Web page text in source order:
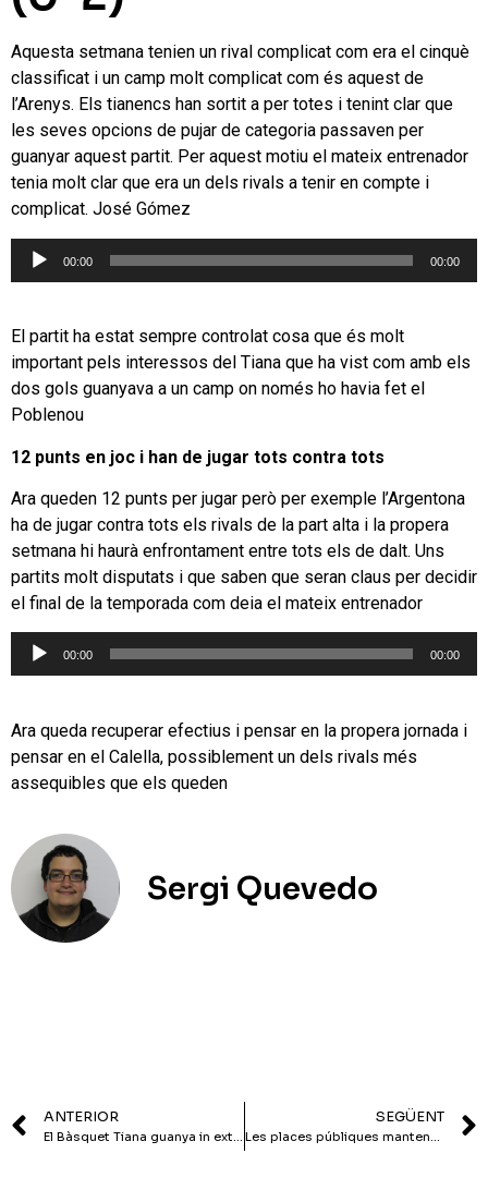
Aquesta setmana tenien un rival complicat com era el cinquè
classificat i un camp molt complicat com és aquest de
l’Arenys. Els tianencs han sortit a per totes i tenint clar que
les seves opcions de pujar de categoria passaven per
guanyar aquest partit. Per aquest motiu el mateix entrenador
tenia molt clar que era un dels rivals a tenir en compte i
complicat. José Gómez
Reproductor
00:00 00:00
El partit ha estat sempre controlat cosa que és molt
important pels interessos del Tiana que ha vist com amb els
dos gols guanyava a un camp on només ho havia fet el
Poblenou
12 punts en joc i han de jugar tots contra tots
Ara queden 12 punts per jugar però per exemple l’Argentona
ha de jugar contra tots els rivals de la part alta i la propera
setmana hi haurà enfrontament entre tots els de dalt. Uns
partits molt disputats i que saben que seran claus per decidir
el final de la temporada com deia el mateix entrenador
Reproductor
00:00 00:00
Ara queda recuperar efectius i pensar en la propera jornada i
pensar en el Calella, possiblement un dels rivals més
assequibles que els queden
Sergi Quevedo
ANTERIOR
El Bàsquet Tiana guanya in extremis (61-62) i salva el primer partit per la permanència
SEGÜENT
Les places públiques mantenen l’economia de la residència